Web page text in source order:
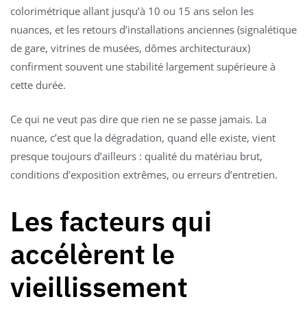
colorimétrique allant jusqu’à 10 ou 15 ans selon les
nuances, et les retours d’installations anciennes (signalétique
de gare, vitrines de musées, dômes architecturaux)
confirment souvent une stabilité largement supérieure à
cette durée.
Ce qui ne veut pas dire que rien ne se passe jamais. La
nuance, c’est que la dégradation, quand elle existe, vient
presque toujours d’ailleurs : qualité du matériau brut,
conditions d’exposition extrêmes, ou erreurs d’entretien.
Les facteurs qui
accélèrent le
vieillissement